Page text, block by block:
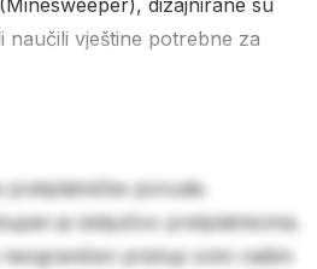
naučili vještine potrebne za
pretplatničke ponude.
je isključivo pretplatnicima.
pristup svim našim